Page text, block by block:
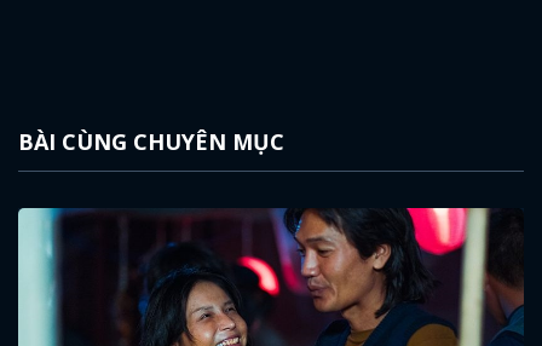
BÀI CÙNG CHUYÊN MỤC